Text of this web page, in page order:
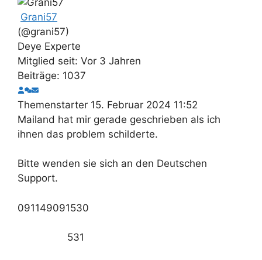
Grani57
(@grani57)
Deye Experte
Mitglied seit: Vor 3 Jahren
Beiträge: 1037
Themenstarter 15. Februar 2024 11:52
Mailand hat mir gerade geschrieben als ich
ihnen das problem schilderte.
Bitte wenden sie sich an den Deutschen
Support.
091149091530
531